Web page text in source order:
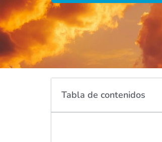
Tabla de contenidos